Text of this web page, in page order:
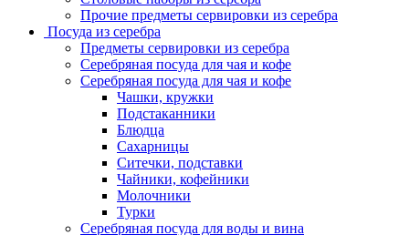
Прочие предметы сервировки из серебра
Посуда из серебра
Предметы сервировки из серебра
Серебряная посуда для чая и кофе
Серебряная посуда для чая и кофе
Чашки, кружки
Подстаканники
Блюдца
Сахарницы
Ситечки, подставки
Чайники, кофейники
Молочники
Турки
Серебряная посуда для воды и вина